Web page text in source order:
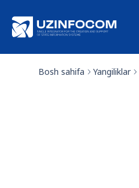
Bosh sahifa Yangiliklar